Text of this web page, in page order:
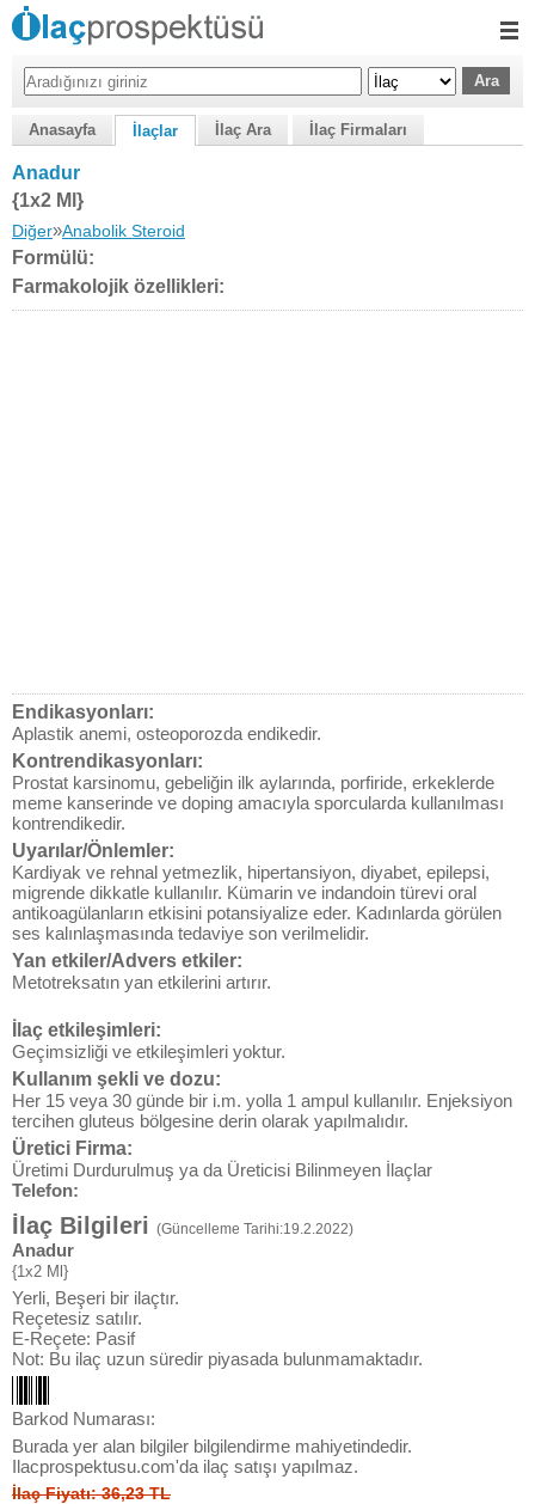
Anasayfa İlaçlar İlaç Ara İlaç Firmaları
Anadur
{1x2 Ml}
Diğer»Anabolik Steroid
Formülü:
Farmakolojik özellikleri:
Endikasyonları:
Aplastik anemi, osteoporozda endikedir.
Kontrendikasyonları:
Prostat karsinomu, gebeliğin ilk aylarında, porfiride, erkeklerde
meme kanserinde ve doping amacıyla sporcularda kullanılması
kontrendikedir.
Uyarılar/Önlemler:
Kardiyak ve rehnal yetmezlik, hipertansiyon, diyabet, epilepsi,
migrende dikkatle kullanılır. Kümarin ve indandoin türevi oral
antikoagülanların etkisini potansiyalize eder. Kadınlarda görülen
ses kalınlaşmasında tedaviye son verilmelidir.
Yan etkiler/Advers etkiler:
Metotreksatın yan etkilerini artırır.
İlaç etkileşimleri:
Geçimsizliği ve etkileşimleri yoktur.
Kullanım şekli ve dozu:
Her 15 veya 30 günde bir i.m. yolla 1 ampul kullanılır. Enjeksiyon
tercihen gluteus bölgesine derin olarak yapılmalıdır.
Üretici Firma:
Üretimi Durdurulmuş ya da Üreticisi Bilinmeyen İlaçlar
Telefon:
İlaç Bilgileri (Güncelleme Tarihi:19.2.2022)
Anadur
{1x2 Ml}
Yerli, Beşeri bir ilaçtır.
Reçetesiz satılır.
E-Reçete: Pasif
Not: Bu ilaç uzun süredir piyasada bulunmamaktadır.
Barkod Numarası:
Burada yer alan bilgiler bilgilendirme mahiyetindedir.
Ilacprospektusu.com'da ilaç satışı yapılmaz.
İlaç Fiyatı: 36,23 TL